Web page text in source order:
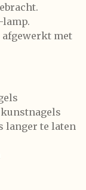
lamp.
afgewerkt met
langer te laten